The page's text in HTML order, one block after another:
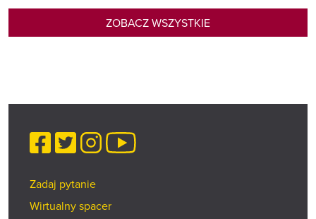
ZOBACZ WSZYSTKIE
Facebook
TwitterInstagram
YouTube
Zadaj pytanie
Wirtualny spacer